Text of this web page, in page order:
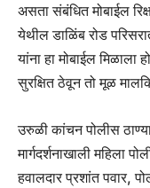
असता संबंधित मोबाईल
येथील डाळिंब रोड
यांना हा मोबाईल मिळाला
सुरक्षित ठेवून तो मूळ
उरुळी कांचन पोलीस
मार्गदर्शनाखाली महिला
हवालदार प्रशांत पवार,